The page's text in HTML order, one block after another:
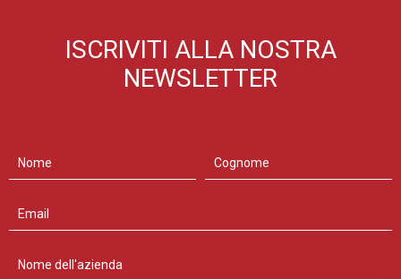
ISCRIVITI ALLA NOSTRA
NEWSLETTER